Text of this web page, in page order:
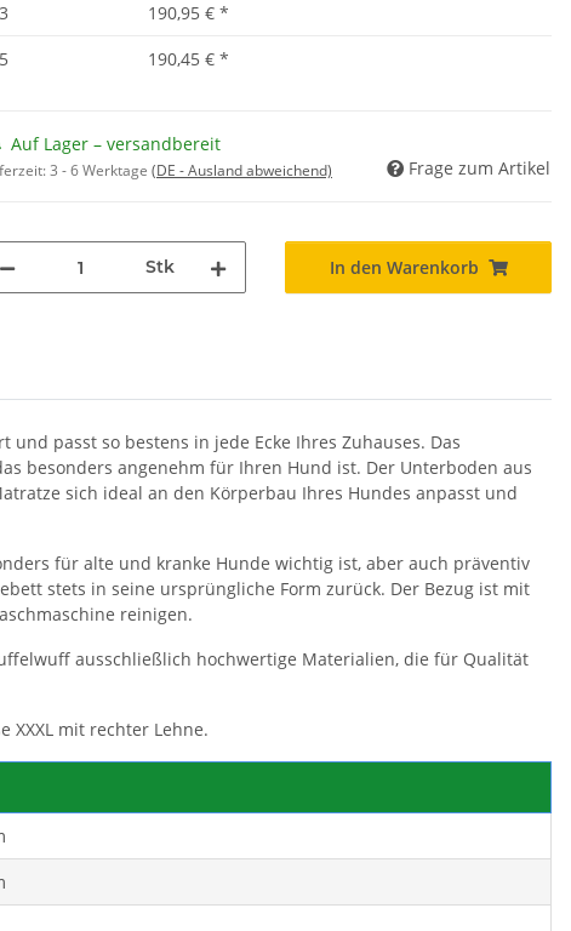
3
190,95 € *
5
190,45 € *
Auf Lager – versandbereit
3 - 6 Werktage (DE - Ausland abweichend) Frage zum Artikel
Stk In den Warenkorb
passt so bestens in jede Ecke Ihres Zuhauses. Das
besonders angenehm für Ihren Hund ist. Der Unterboden aus
sich ideal an den Körperbau Ihres Hundes anpasst und
für alte und kranke Hunde wichtig ist, aber auch präventiv
stets in seine ursprüngliche Form zurück. Der Bezug ist mit
reinigen.
ausschließlich hochwertige Materialien, die für Qualität
XXXL mit rechter Lehne.